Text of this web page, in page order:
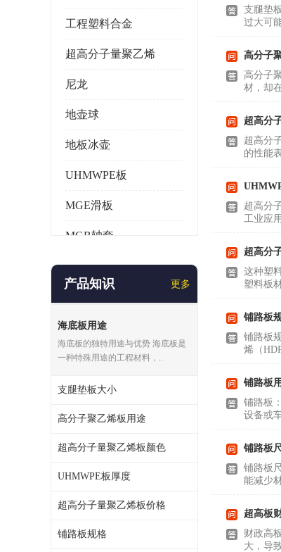
工程塑料合金
超高分子量聚乙烯
尼龙
地壶球
地板冰壶
UHMWPE板
MGE滑板
MGB轴套
旱地冰壶
MGA滑板滑块
MGE滑板滑块
尼龙轴套
尼龙板
MGE承压垫
超高板
超高贴面板
超高海底板
产品知识 更多
海底板用途
海底板的独特用途与优势 海底板是
一种特殊用途的工程材料，..
支腿垫板大小
高分子聚乙烯板用途
超高分子量聚乙烯板颜色
UHMWPE板厚度
超高分子量聚乙烯板价格
铺路板规格
支腿垫
过大可
高分子
高分子
材，却
超高分
超高分
的性能
超高分
工业应
超高分
这种塑
塑料板
铺路板
铺路板
烯（
铺路板
铺路板
设备或
铺路板
铺路板
能减少
超高板
财政高
大，导